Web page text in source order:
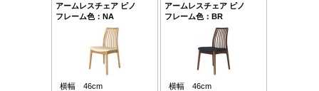
アームレスチェア ピノ
フレーム色：NA
横幅 46cm
アームレスチェア ピノ
フレーム色：BR
横幅 46cm